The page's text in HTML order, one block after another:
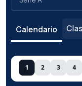
Calendario
1 2 3 4